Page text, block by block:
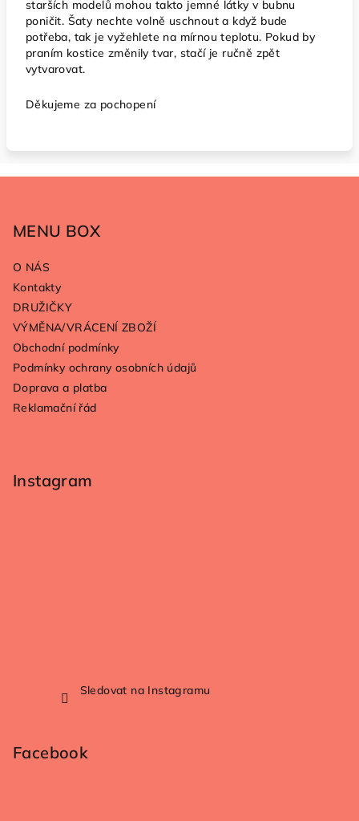
starších modelů mohou takto jemné látky v bubnu
poničit. Šaty nechte volně uschnout a když bude
potřeba, tak je vyžehlete na mírnou teplotu. Pokud by
praním kostice změnily tvar, stačí je ručně zpět
vytvarovat.
Děkujeme za pochopení
MENU BOX
O NÁS
Kontakty
DRUŽIČKY
VÝMĚNA/VRÁCENÍ ZBOŽÍ
Obchodní podmínky
Podmínky ochrany osobních údajů
Doprava a platba
Reklamační řád
Instagram
Sledovat na Instagramu
Facebook